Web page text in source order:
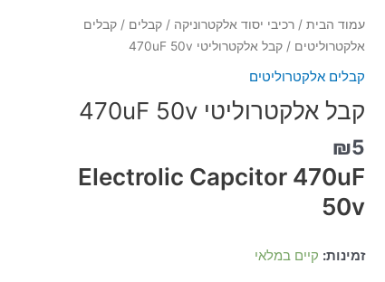
עמוד הבית/ רכיבי יסוד אלקטרוניקה / קבלים / קבלים
אלקטרוליטים / קבל אלקטרוליטי 470uF 50v
קבלים אלקטרוליטים
קבל אלקטרוליטי 470uF 50v
₪5
Electrolic Capcitor 470uF
50v
זמינות: קיים במלאי
כמות
של
קבל
אלקטרוליטי
470uF